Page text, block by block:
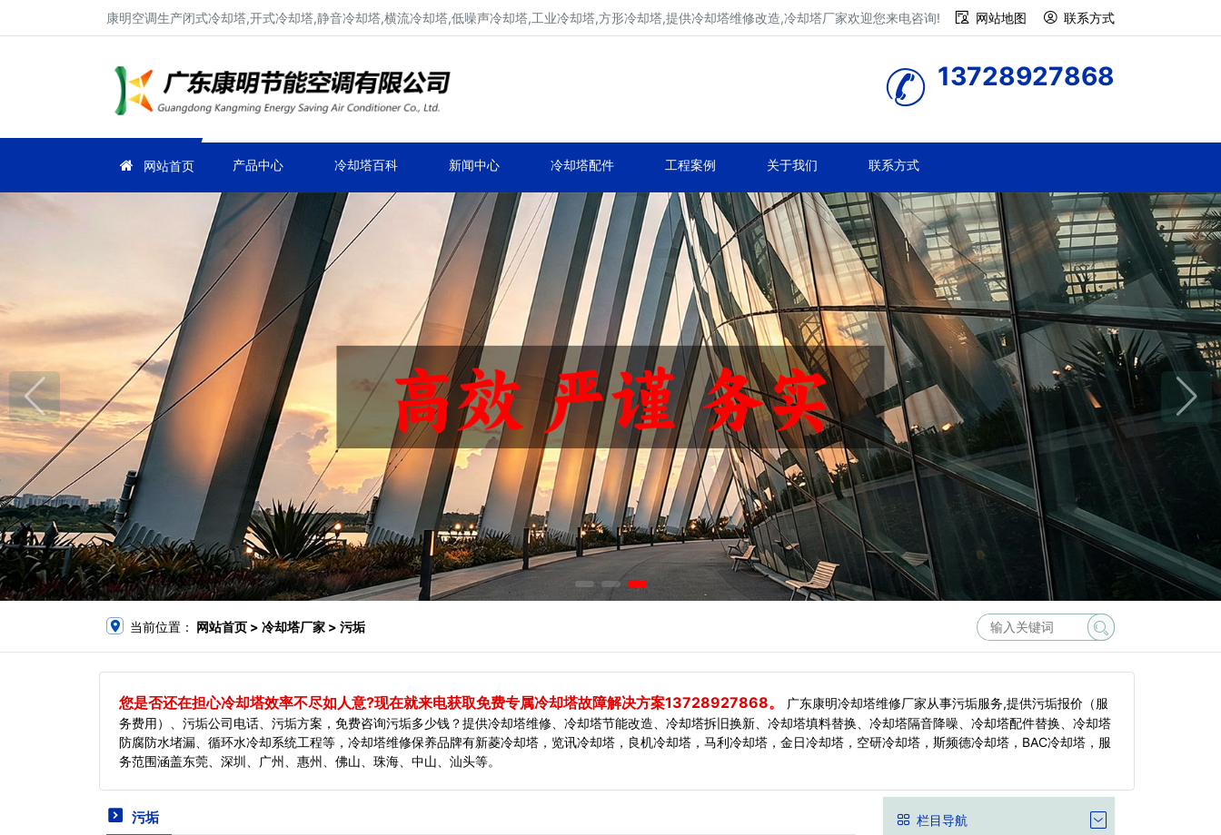
康明空调生产闭式冷却塔,开式冷却塔,静音冷却塔,横流冷却塔,低噪声冷却塔,工业冷却塔,方形冷却塔,提供冷却塔维修改造,冷却塔厂家欢迎您来电咨询! 网站地图 联系方式
13728927868
网站首页 产品中心 冷却塔百科 新闻中心 冷却塔配件 工程案例 关于我们 联系方式
当前位置： 网站首页 > 冷却塔厂家 > 污垢
您是否还在担心冷却塔效率不尽如人意?现在就来电获取免费专属冷却塔故障解决方案13728927868。
广东康明冷却塔维修厂家从事污垢服务,提供污垢报价（服
务费用）、污垢公司电话、污垢方案，免费咨询污垢多少钱？提供冷却塔维修、冷却塔节能改造、冷却塔拆旧换新、冷却塔填料替换、冷却塔隔音降噪、冷却塔配件替换、冷却塔
防腐防水堵漏、循环水冷却系统工程等，冷却塔维修保养品牌有新菱冷却塔，览讯冷却塔，良机冷却塔，马利冷却塔，金日冷却塔，空研冷却塔，斯频德冷却塔，BAC冷却塔，服
务范围涵盖东莞、深圳、广州、惠州、佛山、珠海、中山、汕头等。
污垢 栏目导航